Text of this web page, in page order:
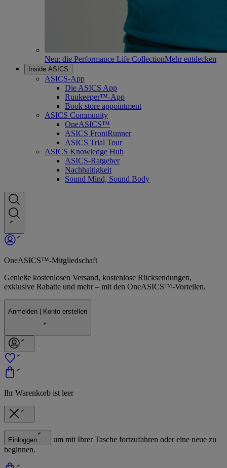
Neu: die Performance Life CollectionMehr entdecken
Inside ASICS
ASICS-App
Die ASICS App
Runkeeper™-App
Book store appointment
ASICS Community
OneASICS™
ASICS FrontRunner
ASICS Trial Tour
ASICS Knowledge Hub
ASICS-Ratgeber
Nachhaltigkeit
Sound Mind, Sound Body
OneASICS™-Mitgliedschaft
Genieße kostenlosen Versand, kostenlose Rücksendungen,
exklusive Rabatte und mehr – mit den OneASICS™-Vorteilen.
Anmelden | Konto erstellen
Ihr Warenkorb ist leer
Einloggen
um mit Ihrer Tasche fortzufahren oder eine neue zu
beginnen.